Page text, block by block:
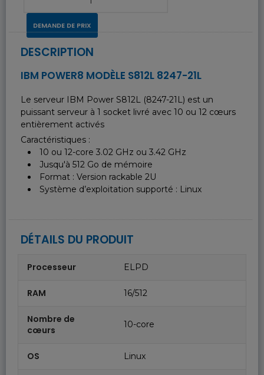
DEMANDE DE PRIX
DESCRIPTION
IBM POWER8 MODÈLE S812L 8247-21L
Le serveur IBM Power S812L (8247-21L) est un
puissant serveur à 1 socket livré avec 10 ou 12 cœurs
entièrement activés
Caractéristiques :
10 ou 12-core 3.02 GHz ou 3.42 GHz
Jusqu'à 512 Go de mémoire
Format : Version rackable 2U
Système d’exploitation supporté : Linux
DÉTAILS DU PRODUIT
Processeur ELPD
RAM 16/512
Nombre de
cœurs
10-core
OS Linux